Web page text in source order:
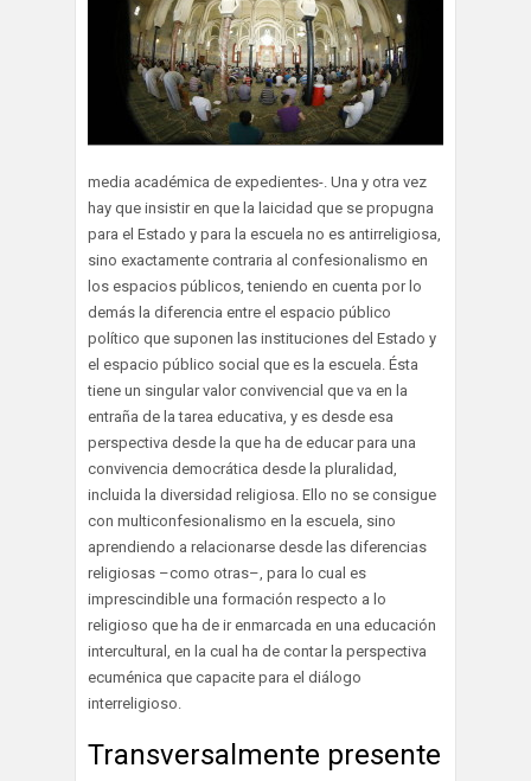
media académica de expedientes-. Una y otra vez
hay que insistir en que la laicidad que se propugna
para el Estado y para la escuela no es antirreligiosa,
sino exactamente contraria al confesionalismo en
los espacios públicos, teniendo en cuenta por lo
demás la diferencia entre el espacio público
político que suponen las instituciones del Estado y
el espacio público social que es la escuela. Ésta
tiene un singular valor convivencial que va en la
entraña de la tarea educativa, y es desde esa
perspectiva desde la que ha de educar para una
convivencia democrática desde la pluralidad,
incluida la diversidad religiosa. Ello no se consigue
con multiconfesionalismo en la escuela, sino
aprendiendo a relacionarse desde las diferencias
religiosas –como otras–, para lo cual es
imprescindible una formación respecto a lo
religioso que ha de ir enmarcada en una educación
intercultural, en la cual ha de contar la perspectiva
ecuménica que capacite para el diálogo
interreligioso.
Transversalmente presente